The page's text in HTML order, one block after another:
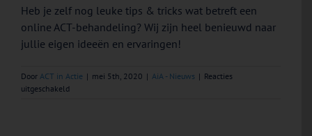
Heb je zelf nog leuke tips & tricks wat betreft een
online ACT-behandeling? Wij zijn heel benieuwd naar
jullie eigen ideeën en ervaringen!
Door ACT in Actie | mei 5th, 2020 | AiA - Nieuws | Reacties
uitgeschakeldvoor